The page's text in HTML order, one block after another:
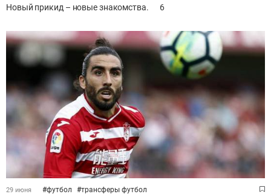
Новый прикид – новые знакомства. 6
29 июня #футбол #трансферы футбол